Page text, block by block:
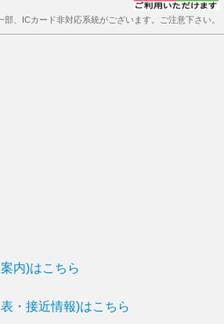
部、ICカード非対応系統がございます。ご注意下さい。
内)はこちら
・接近情報)はこちら